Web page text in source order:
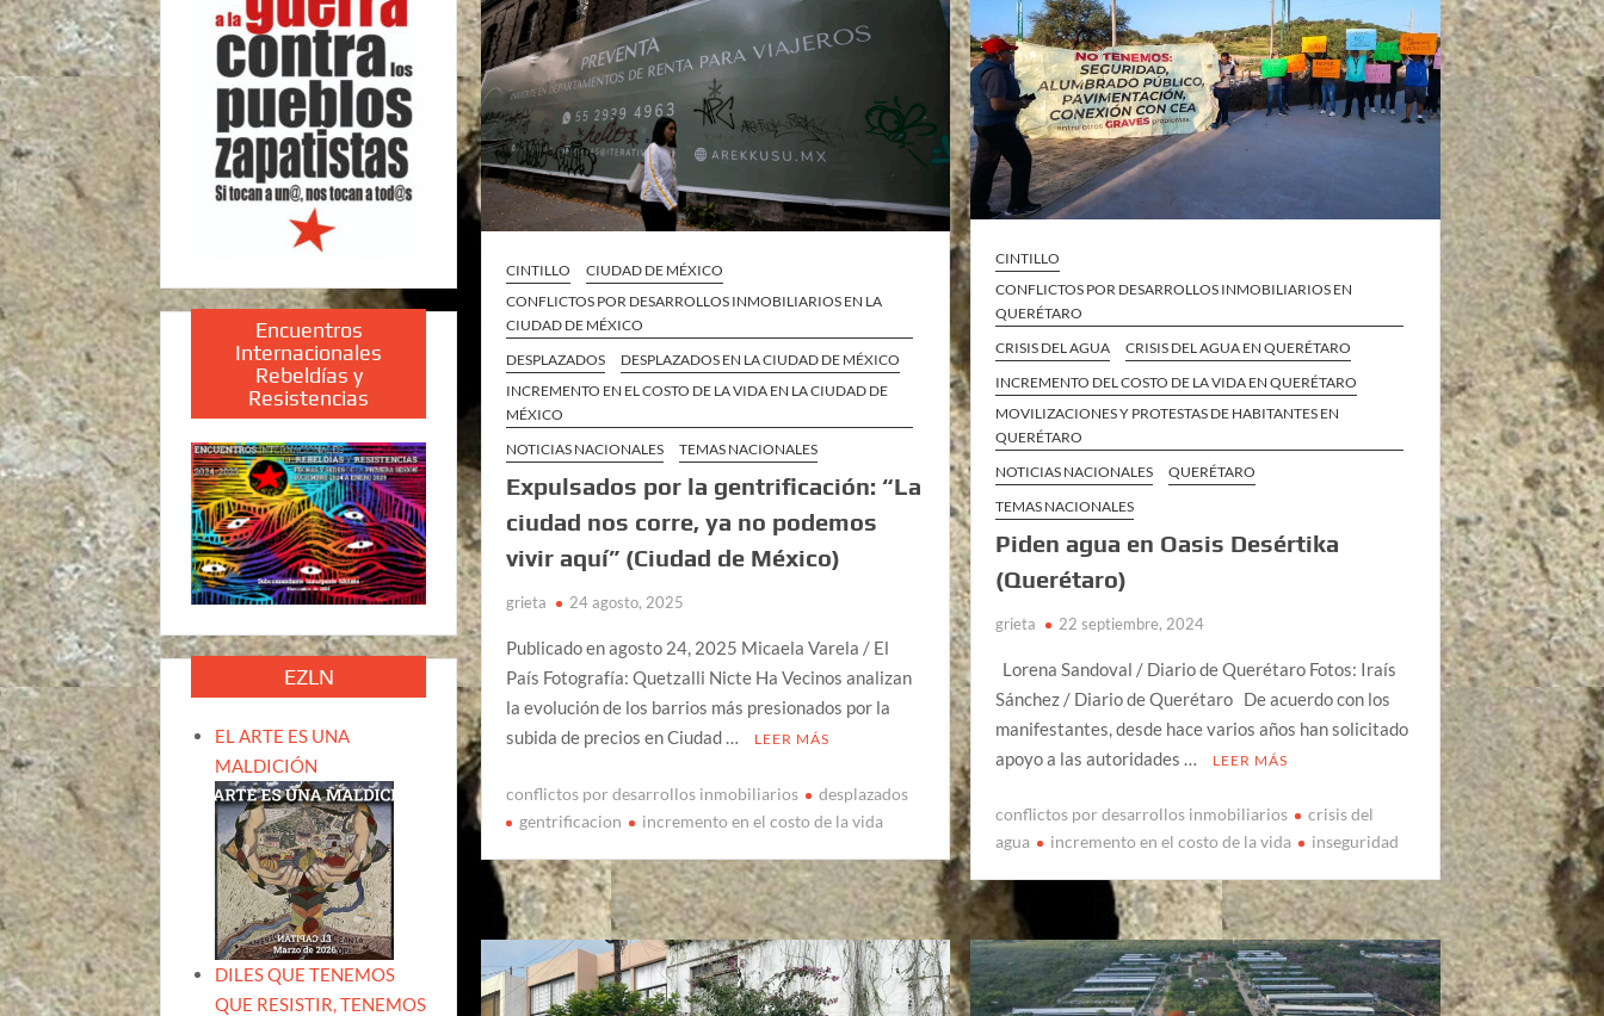
CINTILLO
CIUDAD DE MÉXICO
CONFLICTOS POR DESARROLLOS INMOBILIARIOS EN LA
CIUDAD DE MÉXICO
DESPLAZADOS
DESPLAZADOS EN LA CIUDAD DE MÉXICO
INCREMENTO EN EL COSTO DE LA VIDA EN LA CIUDAD DE
MÉXICO
NOTICIAS NACIONALES
TEMAS NACIONALES
Expulsados por la gentrificación: “La
ciudad nos corre, ya no podemos
vivir aquí” (Ciudad de México)
grieta 24 agosto, 2025
Publicado en agosto 24, 2025 Micaela Varela / El
País Fotografía: Quetzalli Nicte Ha Vecinos analizan
la evolución de los barrios más presionados por la
subida de precios en Ciudad …
LEER MÁS
conflictos por desarrollos inmobiliarios
desplazados
gentrificacion
incremento en el costo de la vida
CINTILLO
CONFLICTOS POR DESARROLLOS INMOBILIARIOS EN
QUERÉTARO
CRISIS DEL AGUA
CRISIS DEL AGUA EN QUERÉTARO
INCREMENTO DEL COSTO DE LA VIDA EN QUERÉTARO
MOVILIZACIONES Y PROTESTAS DE HABITANTES EN
QUERÉTARO
NOTICIAS NACIONALES
QUERÉTARO
TEMAS NACIONALES
Piden agua en Oasis Desértika
(Querétaro)
grieta 22 septiembre, 2024
Lorena Sandoval / Diario de Querétaro Fotos: Iraís
Sánchez / Diario de Querétaro De acuerdo con los
manifestantes, desde hace varios años han solicitado
apoyo a las autoridades …
LEER MÁS
conflictos por desarrollos inmobiliarios
crisis del
agua
incremento en el costo de la vida inseguridad
Encuentros
Internacionales
Rebeldías y
Resistencias
EZLN
EL ARTE ES UNA
MALDICIÓN
DILES QUE TENEMOS
QUE RESISTIR, TENEMOS